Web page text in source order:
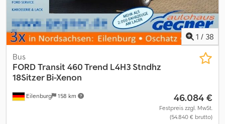
Ca. 40 % - - Unsere Interne Fahrzeugnummer: 12537 - Dkjdpfxezti
Tdj Ahzer - Irrtümer Vorbehalten. Bilder Und Text Können Vom
Fahrzeug Abweichen. Ständig über 300 Fahrzeuge Im Angebot.
1 / 38
Eilenburg 158 km
Bus
FORDTransit 460 Trend L4H3 Stndhz
18Sitzer Bi-Xenon
46.084 €
Festpreis zzgl. MwSt.
(54.840 € brutto)